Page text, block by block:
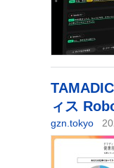
ィス
gzn.tokyo